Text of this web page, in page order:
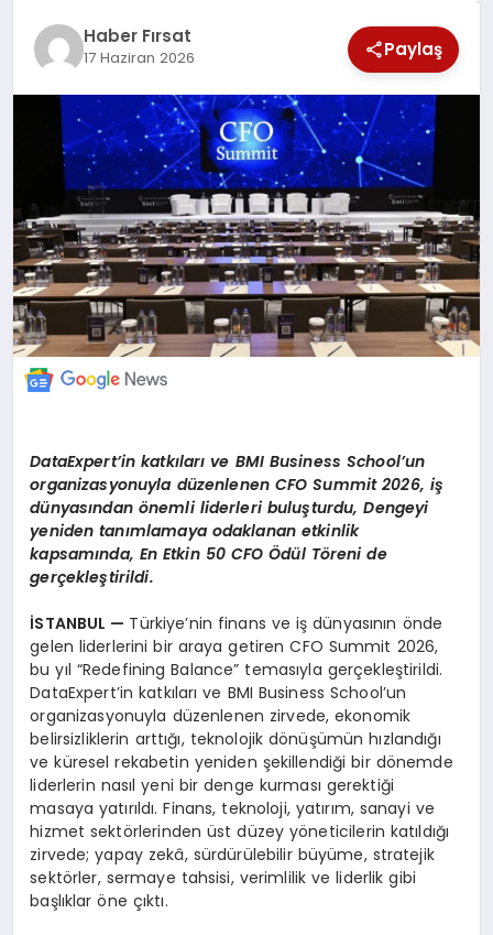
EKONOMİ
MAGAZİN
EĞİTİM
DÜNYA
Haber Fırsat
17 Haziran 2026 Paylaş
DataExpert’in katkıları ve BMI Business School’un
organizasyonuyla düzenlenen CFO Summit 2026, iş
dünyasından önemli liderleri buluşturdu, Dengeyi
yeniden tanımlamaya odaklanan etkinlik
kapsamında, En Etkin 50 CFO Ödül Töreni de
gerçekleştirildi.
İSTANBUL — Türkiye’nin finans ve iş dünyasının önde
gelen liderlerini bir araya getiren CFO Summit 2026,
bu yıl “Redefining Balance” temasıyla gerçekleştirildi.
DataExpert’in katkıları ve BMI Business School’un
organizasyonuyla düzenlenen zirvede, ekonomik
belirsizliklerin arttığı, teknolojik dönüşümün hızlandığı
ve küresel rekabetin yeniden şekillendiği bir dönemde
liderlerin nasıl yeni bir denge kurması gerektiği
masaya yatırıldı. Finans, teknoloji, yatırım, sanayi ve
hizmet sektörlerinden üst düzey yöneticilerin katıldığı
zirvede; yapay zekâ, sürdürülebilir büyüme, stratejik
sektörler, sermaye tahsisi, verimlilik ve liderlik gibi
başlıklar öne çıktı.